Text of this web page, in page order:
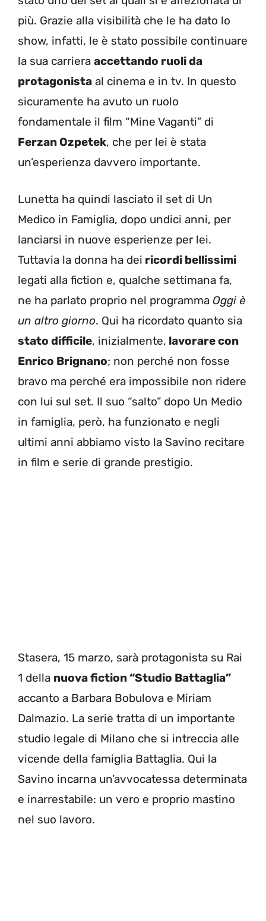
più. Grazie alla visibilità che le ha dato lo
show, infatti, le è stato possibile continuare
la sua carriera accettando ruoli da
protagonista al cinema e in tv. In questo
sicuramente ha avuto un ruolo
fondamentale il film “Mine Vaganti” di
Ferzan Ozpetek, che per lei è stata
un’esperienza davvero importante.
Lunetta ha quindi lasciato il set di Un
Medico in Famiglia, dopo undici anni, per
lanciarsi in nuove esperienze per lei.
Tuttavia la donna ha dei ricordi bellissimi
legati alla fiction e, qualche settimana fa,
ne ha parlato proprio nel programma Oggi è
un altro giorno. Qui ha ricordato quanto sia
stato difficile, inizialmente, lavorare con
Enrico Brignano; non perché non fosse
bravo ma perché era impossibile non ridere
con lui sul set. Il suo “salto” dopo Un Medio
in famiglia, però, ha funzionato e negli
ultimi anni abbiamo visto la Savino recitare
in film e serie di grande prestigio.
Stasera, 15 marzo, sarà protagonista su Rai
1 della nuova fiction “Studio Battaglia”
accanto a Barbara Bobulova e Miriam
Dalmazio. La serie tratta di un importante
studio legale di Milano che si intreccia alle
vicende della famiglia Battaglia. Qui la
Savino incarna un’avvocatessa determinata
e inarrestabile: un vero e proprio mastino
nel suo lavoro.